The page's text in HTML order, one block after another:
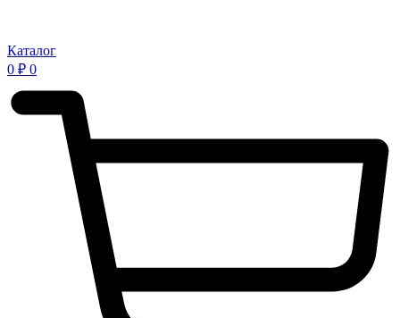
Каталог
0 ₽ 0